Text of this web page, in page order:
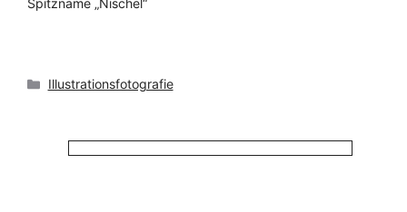
Kategorien
Illustrationsfotografie